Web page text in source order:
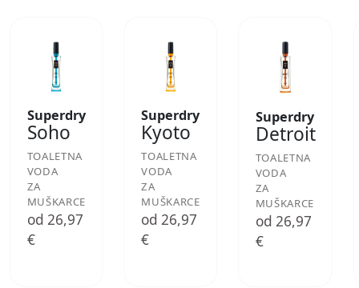
Superdry
Soho
TOALETNA
VODA
ZA
MUŠKARCE
od 26,97
€
Superdry
Kyoto
TOALETNA
VODA
ZA
MUŠKARCE
od 26,97
€
Superdry
Detroit
TOALETNA
VODA
ZA
MUŠKARCE
od 26,97
€